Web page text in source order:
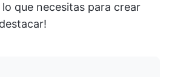
que necesitas para crear